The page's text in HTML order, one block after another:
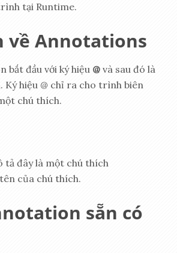
tại Runtime.
về Annotations
bắt đầu với ký hiệu @ và sau đó là
Ký hiệu @ chỉ ra cho trình biên
chú thích.
tả đây là một chú thích
của chú thích.
sẵn có